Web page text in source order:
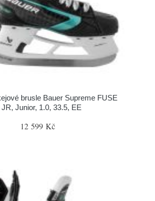
brusle Bauer Supreme FUSE
JR, Junior, 1.0, 33.5, EE
12 599 Kč